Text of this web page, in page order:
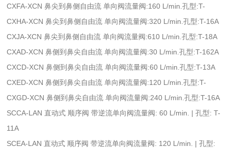
CXFA-XCN 鼻尖到鼻侧自由流 单向阀流量阀:160 L/min.孔型:T-
CXHA-XCN 鼻尖到鼻侧自由流 单向阀流量阀:320 L/min.孔型:T-16A
CXJA-XCN 鼻尖到鼻侧自由流 单向阀流量阀:610 L/min.孔型:T-18A
CXAD-XCN 鼻侧到鼻尖自由流 单向阀流量阀:30 L/min.孔型:T-162A
CXCD-XCN 鼻侧到鼻尖自由流 单向阀流量阀:60 L/min.孔型:T-13A
CXED-XCN 鼻侧到鼻尖自由流 单向阀流量阀:120 L/min.孔型:T-
CXGD-XCN 鼻侧到鼻尖自由流 单向阀流量阀:240 L/min.孔型:T-16A
SCCA-LAN 直动式 顺序阀 带逆流单向阀流量阀: 60 L/min. | 孔型: T-
11A
SCEA-LAN 直动式 顺序阀 带逆流单向阀流量阀: 120 L/min. | 孔型: